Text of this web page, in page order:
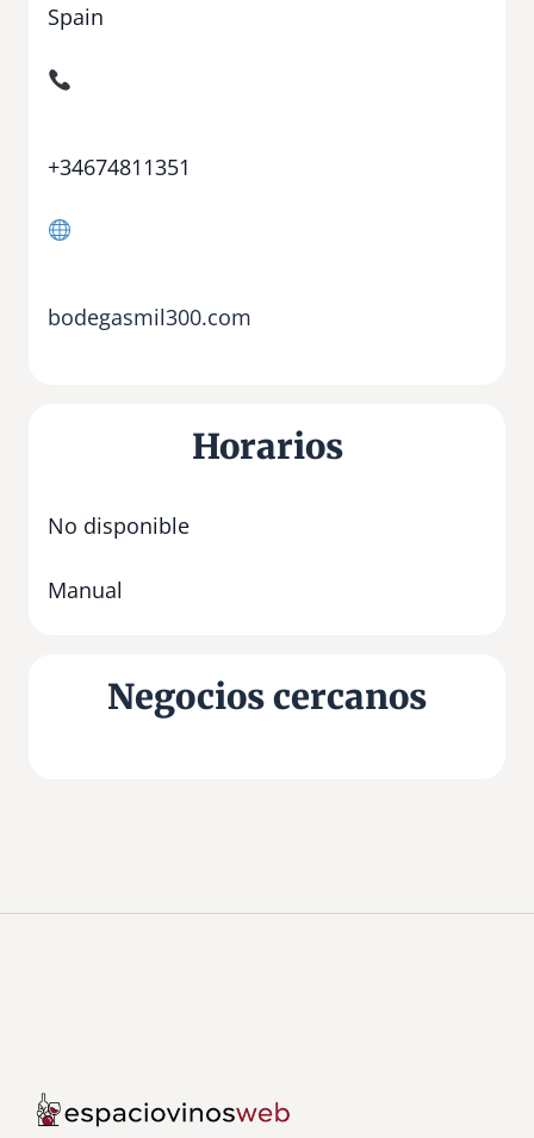
Spain
+34674811351
bodegasmil300.com
Horarios
No disponible
Manual
Negocios cercanos